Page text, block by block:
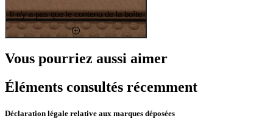
Il n'y a pas que le contenu de la boîte
Vous pourriez aussi aimer
Éléments consultés récemment
Déclaration légale relative aux marques déposées